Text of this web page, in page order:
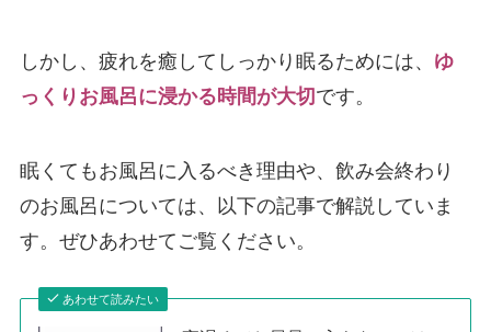
しかし、疲れを癒してしっかり眠るためには、 ゆ
っくりお風呂に浸かる時間が大切です。
眠くてもお風呂に入るべき理由や、飲み会終わり
のお風呂については、以下の記事で解説していま
す。ぜひあわせてご覧ください。
あわせて読みたい